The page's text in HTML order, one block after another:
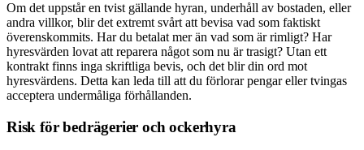
Om det uppstår en tvist gällande hyran, underhåll av bostaden, eller
andra villkor, blir det extremt svårt att bevisa vad som faktiskt
överenskommits. Har du betalat mer än vad som är rimligt? Har
hyresvärden lovat att reparera något som nu är trasigt? Utan ett
kontrakt finns inga skriftliga bevis, och det blir din ord mot
hyresvärdens. Detta kan leda till att du förlorar pengar eller tvingas
acceptera undermåliga förhållanden.
Risk för bedrägerier och ockerhyra